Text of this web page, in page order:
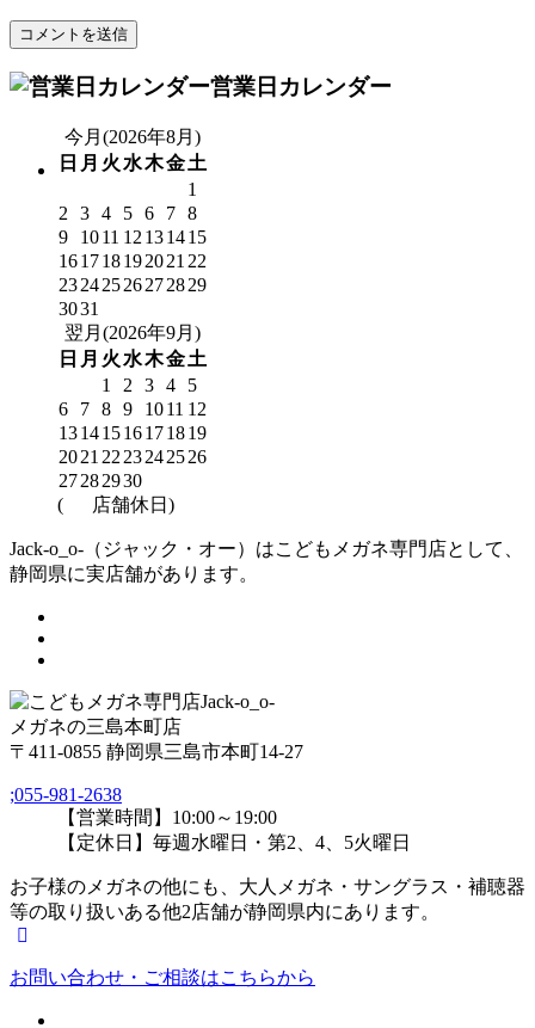
営業日カレンダー
今月(2026年8月)
日 月 火 水木金土
1
2
3 4 5 6 7 8
9
1011 12 131415
161718192021 22
23242526272829
3031
翌月(2026年9月)
日 月 火 水木金土
1
2 3 4
5
6
7 8 9 1011 12
13141516171819
2021 22 23242526
27282930
(
店舗休日)
Jack-o_o-（ジャック・オー）はこどもメガネ専門店として、
静岡県に実店舗があります。
メガネの三島本町店
〒411-0855 静岡県三島市本町14-27
;055-981-2638
【営業時間】10:00～19:00
【定休日】毎週水曜日・第2、4、5火曜日
お子様のメガネの他にも、大人メガネ・サングラス・補聴器
等の取り扱いある他2店舗が静岡県内にあります。
お問い合わせ・ご相談はこちらから